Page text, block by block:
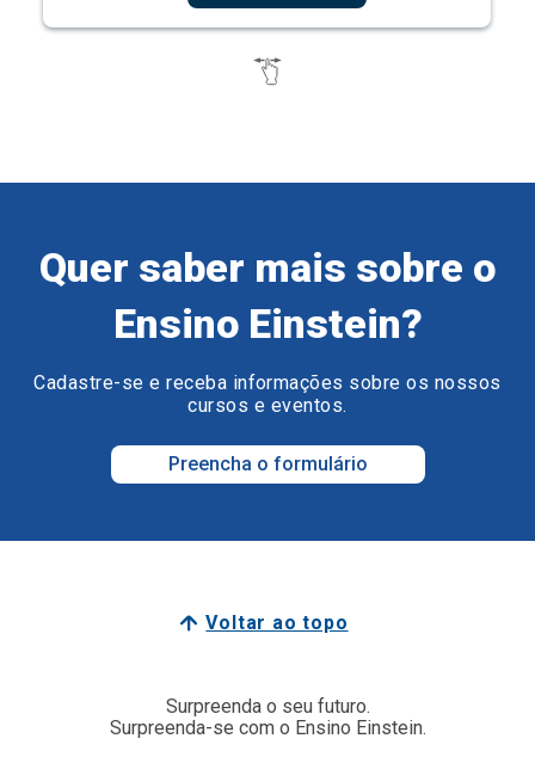
Quer saber mais sobre o
Ensino Einstein?
Cadastre-se e receba informações sobre os nossos
cursos e eventos.
Preencha o formulário
Voltar ao topo
Surpreenda o seu futuro.
Surpreenda-se com o Ensino Einstein.